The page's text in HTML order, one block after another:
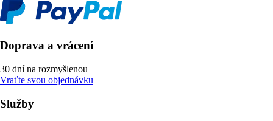
Doprava a vrácení
30 dní na rozmyšlenou
Vraťte svou objednávku
Služby